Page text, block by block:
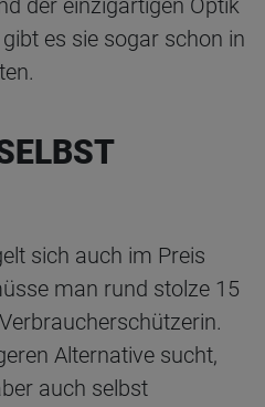
der einzigartigen Optik
es sie sogar schon in
sich auch im Preis
man rund stolze 15
Alternative sucht,
auch selbst